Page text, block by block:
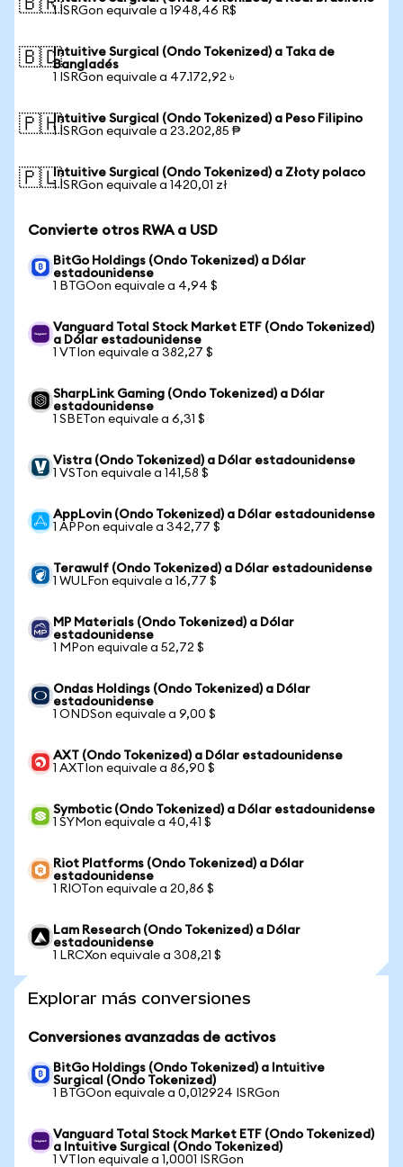
🇧🇷1 ISRGon equivale a 1948,46 R$
🇧🇩Intuitive Surgical (Ondo Tokenized) a Taka de
Bangladés
1 ISRGon equivale a 47.172,92 ৳
🇵🇭Intuitive Surgical (Ondo Tokenized) a Peso Filipino
1 ISRGon equivale a 23.202,85 ₱
🇵🇱Intuitive Surgical (Ondo Tokenized) a Złoty polaco
1 ISRGon equivale a 1420,01 zł
Convierte otros RWA a USD
BitGo Holdings (Ondo Tokenized) a Dólar
estadounidense
1 BTGOon equivale a 4,94 $
Vanguard Total Stock Market ETF (Ondo Tokenized)
a Dólar estadounidense
1 VTIon equivale a 382,27 $
SharpLink Gaming (Ondo Tokenized) a Dólar
estadounidense
1 SBETon equivale a 6,31 $
Vistra (Ondo Tokenized) a Dólar estadounidense
1 VSTon equivale a 141,58 $
AppLovin (Ondo Tokenized) a Dólar estadounidense
1 APPon equivale a 342,77 $
Terawulf (Ondo Tokenized) a Dólar estadounidense
1 WULFon equivale a 16,77 $
MP Materials (Ondo Tokenized) a Dólar
estadounidense
1 MPon equivale a 52,72 $
Ondas Holdings (Ondo Tokenized) a Dólar
estadounidense
1 ONDSon equivale a 9,00 $
AXT (Ondo Tokenized) a Dólar estadounidense
1 AXTIon equivale a 86,90 $
Symbotic (Ondo Tokenized) a Dólar estadounidense
1 SYMon equivale a 40,41 $
Riot Platforms (Ondo Tokenized) a Dólar
estadounidense
1 RIOTon equivale a 20,86 $
Lam Research (Ondo Tokenized) a Dólar
estadounidense
1 LRCXon equivale a 308,21 $
Explorar más conversiones
Conversiones avanzadas de activos
BitGo Holdings (Ondo Tokenized) a Intuitive
Surgical (Ondo Tokenized)
1 BTGOon equivale a 0,012924 ISRGon
Vanguard Total Stock Market ETF (Ondo Tokenized)
a Intuitive Surgical (Ondo Tokenized)
1 VTIon equivale a 1,0001 ISRGon